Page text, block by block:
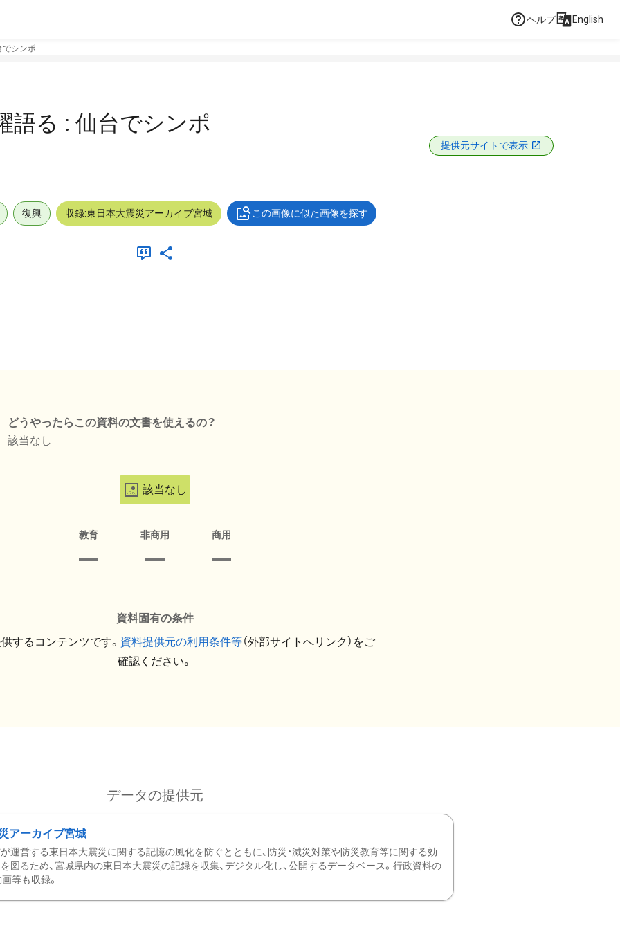
ヘルプ English
でシンポ
語る : 仙台でシンポ
提供元サイトで表示
復興 収録:東日本大震災アーカイブ宮城 この画像に似た画像を探す
どうやったらこの資料の文書を使えるの？
該当なし
該当なし
教育 非商用 商用
資料固有の条件
するコンテンツです。 資料提供元の利用条件等（外部サイトへリンク）をご
確認ください。
データの提供元
アーカイブ宮城
運営する東日本大震災に関する記憶の風化を防ぐとともに、防災・減災対策や防災教育等に関する効
図るため、宮城県内の東日本大震災の記録を収集、デジタル化し、公開するデータベース。行政資料の
等も収録。